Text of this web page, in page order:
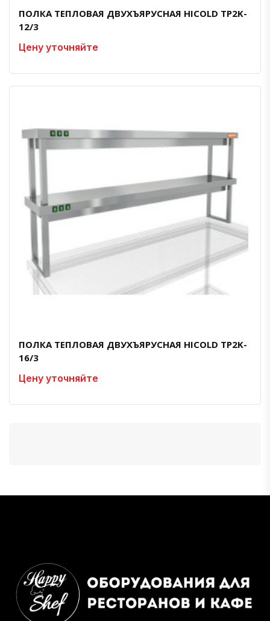
ПОЛКА ТЕПЛОВАЯ ДВУХЪЯРУСНАЯ HICOLD TP2K-
12/3
Цену уточняйте
ПОЛКА ТЕПЛОВАЯ ДВУХЪЯРУСНАЯ HICOLD TP2K-
16/3
Цену уточняйте